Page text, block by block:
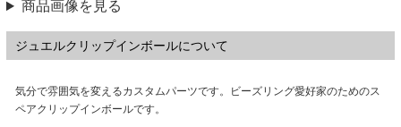
商品画像を見る
ジュエルクリップインボールについて
気分で雰囲気を変えるカスタムパーツです。ビーズリング愛好家のためのス
ペアクリップインボールです。